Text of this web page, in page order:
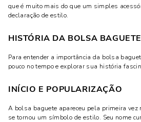
que é muito mais do que um simples
declaração de estilo.
HISTÓRIA DA BOLSA BAGUETE
Para entender a importância da bolsa
pouco no tempo e explorar sua história
INÍCIO E POPULARIZAÇÃO
A bolsa baguete apareceu pela primeira
se tornou um símbolo de estilo. Seu nome